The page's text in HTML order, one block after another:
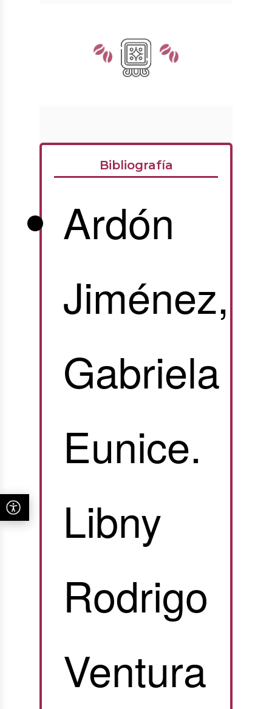
Bibliografía
Ardón
Jiménez,
Gabriela
Eunice.
Libny
Rodrigo
Ventura